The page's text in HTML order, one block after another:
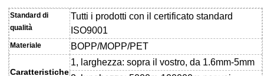
Standard di
qualità
Tutti i prodotti con il certificato standard
ISO9001
Materiale BOPP/MOPP/PET
Caratteristiche
1, larghezza: sopra il vostro, da 1.6mm-5mm